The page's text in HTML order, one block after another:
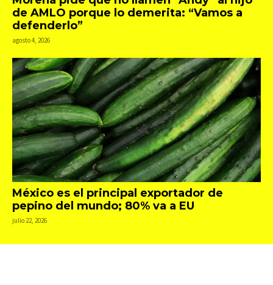
de AMLO porque lo demerita: “Vamos a
defenderlo”
agosto 4, 2026
México es el principal exportador de
pepino del mundo; 80% va a EU
julio 22, 2026